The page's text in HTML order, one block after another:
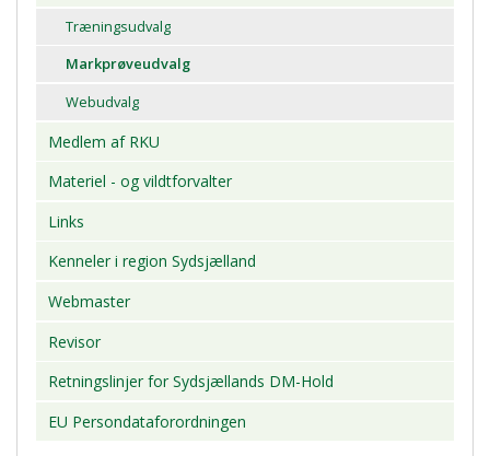
Træningsudvalg
Markprøveudvalg
Webudvalg
Medlem af RKU
Materiel - og vildtforvalter
Links
Kenneler i region Sydsjælland
Webmaster
Revisor
Retningslinjer for Sydsjællands DM-Hold
EU Persondataforordningen